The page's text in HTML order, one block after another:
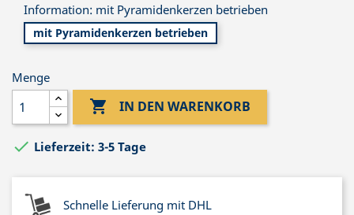
Information: mit Pyramidenkerzen betrieben
mit Pyramidenkerzen betrieben
Menge
 IN DEN WARENKORB
 Lieferzeit: 3-5 Tage
Schnelle Lieferung mit DHL